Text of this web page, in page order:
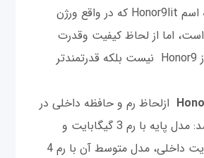
بازار عرضه کرد به اسم Honor9lit که در واقع ورژن
ارزان‌تر Honor9 است، اما از لحاظ کیفیت وقدرت
سخت‌افزار کمتر از Honor9 نیست بلکه قدرتمندتر
ازلحاظ رم و حافظه داخلی در
سه مدل عرضه شد: مدل پایه با رم 3 گیگابایت و
حافظه 32 گیگابایت داخلی، مدل متوسط آن با رم 4